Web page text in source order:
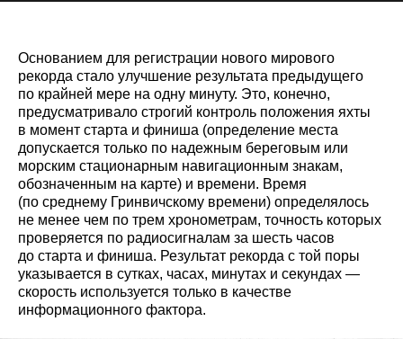
Основанием для регистрации нового мирового
рекорда стало улучшение результата предыдущего
по крайней мере на одну минуту. Это, конечно,
предусматривало строгий контроль положения яхты
в момент старта и финиша (определение места
допускается только по надежным береговым или
морским стационарным навигационным знакам,
обозначенным на карте) и времени. Время
(по среднему Гринвичскому времени) определялось
не менее чем по трем хронометрам, точность которых
проверяется по радиосигналам за шесть часов
до старта и финиша. Результат рекорда с той поры
указывается в сутках, часах, минутах и секундах —
скорость используется только в качестве
информационного фактора.